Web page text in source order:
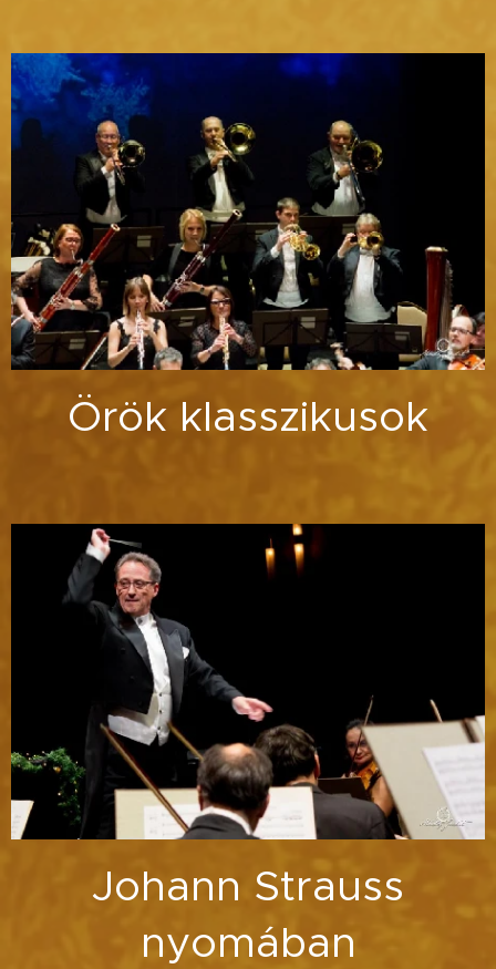
Örök klasszikusok
Johann Strauss
nyomában